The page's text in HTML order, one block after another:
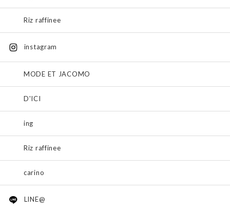
Riz raffinee
instagram
MODE ET JACOMO
D'ICI
ing
Riz raffinee
carino
LINE@